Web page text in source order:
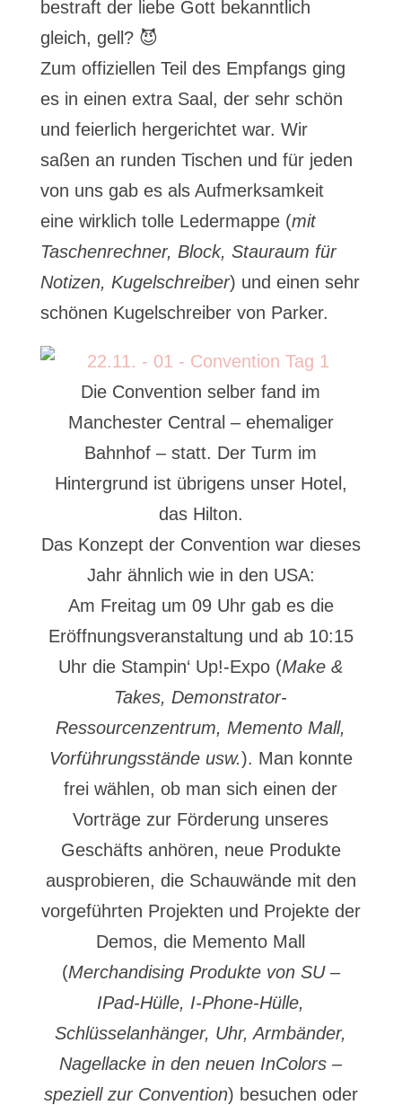
bestraft der liebe Gott bekanntlich
gleich, gell? 😈
Zum offiziellen Teil des Empfangs ging
es in einen extra Saal, der sehr schön
und feierlich hergerichtet war. Wir
saßen an runden Tischen und für jeden
von uns gab es als Aufmerksamkeit
eine wirklich tolle Ledermappe (mit
Taschenrechner, Block, Stauraum für
Notizen, Kugelschreiber) und einen sehr
schönen Kugelschreiber von Parker.
Die Convention selber fand im
Manchester Central – ehemaliger
Bahnhof – statt. Der Turm im
Hintergrund ist übrigens unser Hotel,
das Hilton.
Das Konzept der Convention war dieses
Jahr ähnlich wie in den USA:
Am Freitag um 09 Uhr gab es die
Eröffnungsveranstaltung und ab 10:15
Uhr die Stampin‘ Up!-Expo (Make &
Takes, Demonstrator-
Ressourcenzentrum, Memento Mall,
Vorführungsstände usw.). Man konnte
frei wählen, ob man sich einen der
Vorträge zur Förderung unseres
Geschäfts anhören, neue Produkte
ausprobieren, die Schauwände mit den
vorgeführten Projekten und Projekte der
Demos, die Memento Mall
(Merchandising Produkte von SU –
IPad-Hülle, I-Phone-Hülle,
Schlüsselanhänger, Uhr, Armbänder,
Nagellacke in den neuen InColors –
speziell zur Convention) besuchen oder